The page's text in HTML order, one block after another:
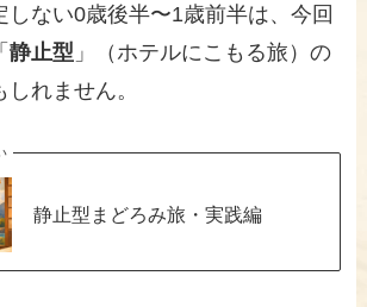
しない0歳後半〜1歳前半は、今回
静止型 」（ホテルにこもる旅）の
れません。
静止型まどろみ旅・実践編